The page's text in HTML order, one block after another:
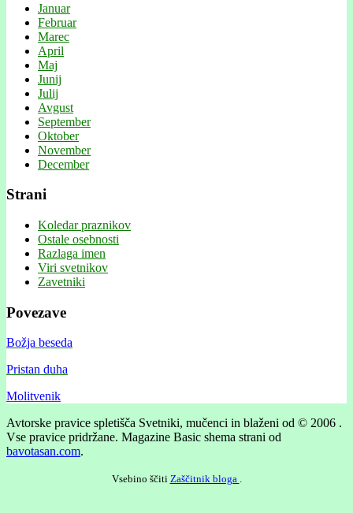
Januar
Februar
Marec
April
Maj
Junij
Julij
Avgust
September
Oktober
November
December
Strani
Koledar praznikov
Ostale osebnosti
Razlaga imen
Viri svetnikov
Zavetniki
Povezave
Božja beseda
Pristan duha
Molitvenik
Avtorske pravice spletišča Svetniki, mučenci in blaženi od © 2006 .
Vse pravice pridržane. Magazine Basic shema strani od
bavotasan.com.
Vsebino ščiti Zaščitnik bloga .